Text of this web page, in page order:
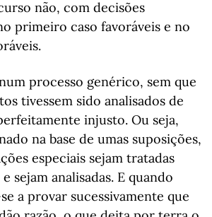
não, com decisões
primeiro caso favoráveis e no
processo genérico, sem que
tivessem sido analisados de
injusto. Ou seja,
na base de umas suposições,
especiais sejam tratadas
sejam analisadas. E quando
a provar sucessivamente que